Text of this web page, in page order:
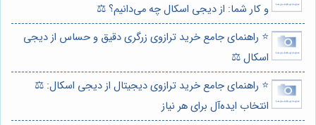
و کار شما: از دیجی اسکال چه می‌دانیم؟ ⚖️
⭐️ راهنمای جامع خرید ترازوی زرگری دقیق و حساس از دیجی
اسکال ⚖️
⭐️ راهنمای جامع خرید ترازوی دیجیتال از دیجی اسکال: ⚖️
انتخاب ایده‌آل برای هر نیاز